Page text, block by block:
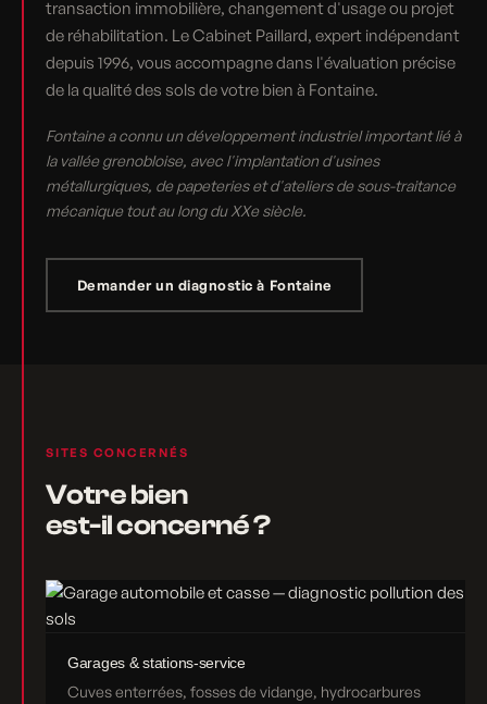
transaction immobilière, changement d'usage ou projet
de réhabilitation. Le Cabinet Paillard, expert indépendant
depuis 1996, vous accompagne dans l'évaluation précise
de la qualité des sols de votre bien à Fontaine.
Fontaine a connu un développement industriel important lié à
la vallée grenobloise, avec l'implantation d'usines
métallurgiques, de papeteries et d'ateliers de sous-traitance
mécanique tout au long du XXe siècle.
Demander un diagnostic à Fontaine
SITES CONCERNÉS
Votre bien
est-il concerné ?
Garages & stations-service
Cuves enterrées, fosses de vidange, hydrocarbures